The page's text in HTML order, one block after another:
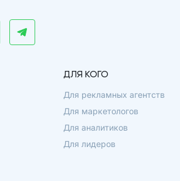
ДЛЯ КОГО
Для рекламных агентств
Для маркетологов
Для аналитиков
Для лидеров